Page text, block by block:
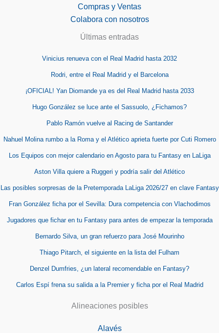
Compras y Ventas
Colabora con nosotros
Últimas entradas
Vinicius renueva con el Real Madrid hasta 2032
Rodri, entre el Real Madrid y el Barcelona
¡OFICIAL! Yan Diomande ya es del Real Madrid hasta 2033
Hugo González se luce ante el Sassuolo, ¿Fichamos?
Pablo Ramón vuelve al Racing de Santander
Nahuel Molina rumbo a la Roma y el Atlético aprieta fuerte por Cuti Romero
Los Equipos con mejor calendario en Agosto para tu Fantasy en LaLiga
Aston Villa quiere a Ruggeri y podría salir del Atlético
Las posibles sorpresas de la Pretemporada LaLiga 2026/27 en clave Fantasy
Fran González ficha por el Sevilla: Dura competencia con Vlachodimos
Jugadores que fichar en tu Fantasy para antes de empezar la temporada
Bernardo Silva, un gran refuerzo para José Mourinho
Thiago Pitarch, el siguiente en la lista del Fulham
Denzel Dumfries, ¿un lateral recomendable en Fantasy?
Carlos Espí frena su salida a la Premier y ficha por el Real Madrid
Alineaciones posibles
Alavés